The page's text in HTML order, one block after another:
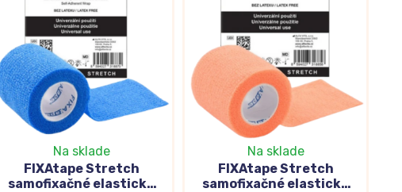
Na sklade
FIXAtape Stretch
samofixačné elastické
Na sklade
FIXAtape Stretch
samofixačné elastické